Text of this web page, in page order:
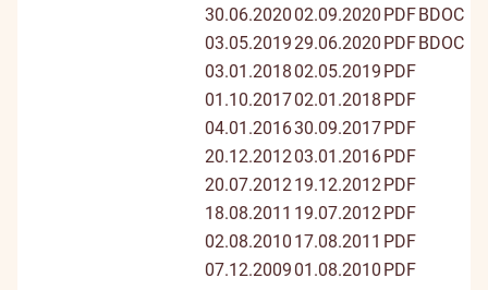
30.06.2020 02.09.2020 PDFBDOC
03.05.201929.06.2020 PDFBDOC
03.01.2018 02.05.2019 PDF
01.10.201702.01.2018 PDF
04.01.201630.09.2017PDF
20.12.201203.01.2016PDF
20.07.201219.12.2012PDF
18.08.2011 19.07.2012PDF
02.08.2010 17.08.2011 PDF
07.12.2009 01.08.2010 PDF